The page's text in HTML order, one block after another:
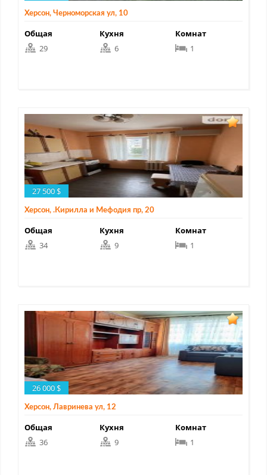
Херсон, Черноморская ул, 10
Общая
29
Кухня
6
Комнат
1
27 500 $
Херсон, .Кирилла и Мефодия пр, 20
Общая
34
Кухня
9
Комнат
1
26 000 $
Херсон, Лавринева ул, 12
Общая
36
Кухня
9
Комнат
1